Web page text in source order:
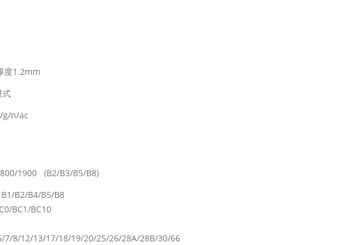
度1.2mm
式
g/n/ac
1900 (B2/B3/B5/B8)
B1/B2/B4/B5/B8
BC1/BC10
7/8/12/13/17/18/19/20/25/26/28A/28B/30/66